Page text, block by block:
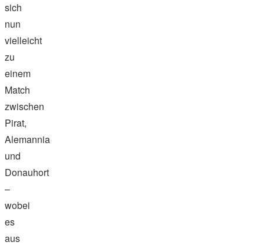
sich
nun
vielleicht
zu
einem
Match
zwischen
Pirat,
Alemannia
und
Donauhort
–
wobei
es
aus